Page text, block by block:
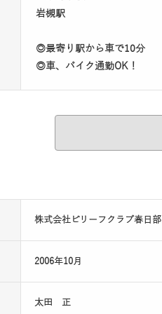
岩槻駅
◎最寄り駅から車で10分
◎車、バイク通勤OK！
株式会社ビリーフクラブ春日部
2006年10月
太田 正